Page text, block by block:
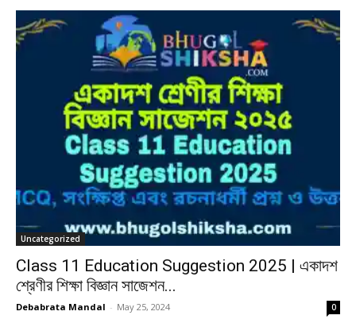
Uncategorized
Class 11 Education Suggestion 2025 | একাদশ
শ্রেণীর শিক্ষা বিজ্ঞান সাজেশন...
Debabrata Mandal - May 25, 2024 0